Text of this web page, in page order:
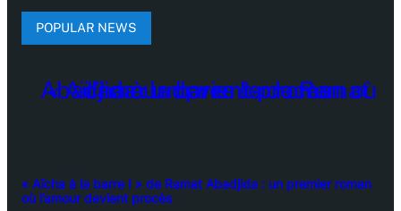
POPULAR NEWS
« Aïcha à la barre ! » de Ramat Abadjida : un premier roman
où l’amour devient procès